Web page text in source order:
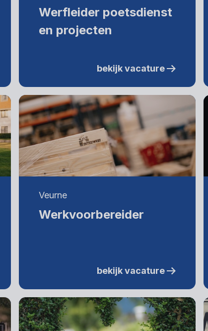
Werfleider poetsdienst
en projecten
bekijk vacature
Veurne
Werkvoorbereider
bekijk vacature